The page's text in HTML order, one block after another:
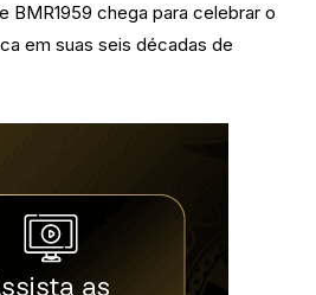
BMR1959 chega para celebrar o
em suas seis décadas de